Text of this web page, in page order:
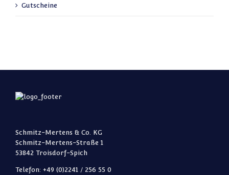
Gutscheine
Schmitz-Mertens & Co. KG
Schmitz-Mertens-Straße 1
53842 Troisdorf-Spich
Telefon: +49 (0)2241 / 256 55 0